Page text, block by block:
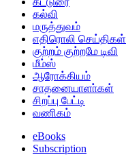
கல்வி
மருத்துவம்
எதிரொலி செய்திகள்
குற்றம் குற்றமே டிவி
மீம்ஸ்
ஆரோக்கியம்
சாதனையாளா்கள்
சிறப்பு பேட்டி
வணிகம்
eBooks
Subscription